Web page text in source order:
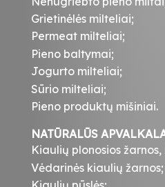
Grietinėlės milteliai;
Permeat milteliai;
Pieno baltymai;
Jogurto milteliai;
Sūrio milteliai;
Pieno produktų mišiniai.
NATŪRALŪS
Kiaulių plonosios
Vėdarinės kiaulių žarnos;